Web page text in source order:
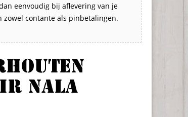
eenvoudig bij aflevering van je
zowel contante als pinbetalingen.
Nala